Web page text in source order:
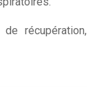
récupération,